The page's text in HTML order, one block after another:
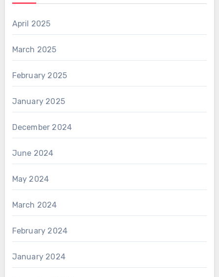
April 2025
March 2025
February 2025
January 2025
December 2024
June 2024
May 2024
March 2024
February 2024
January 2024